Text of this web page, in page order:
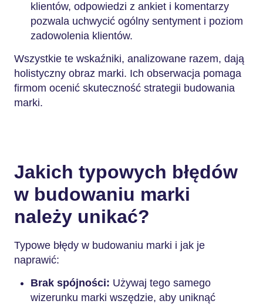
klientów, odpowiedzi z ankiet i komentarzy
pozwala uchwycić ogólny sentyment i poziom
zadowolenia klientów.
Wszystkie te wskaźniki, analizowane razem, dają
holistyczny obraz marki. Ich obserwacja pomaga
firmom ocenić skuteczność strategii budowania
marki.
Jakich typowych błędów
w budowaniu marki
należy unikać?
Typowe błędy w budowaniu marki i jak je
naprawić:
Brak spójności: Używaj tego samego
wizerunku marki wszędzie, aby uniknąć